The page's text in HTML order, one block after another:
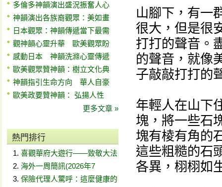
多倫多神韻演出盛況振奮人心
神韻演出各族裔觀眾：美如畫
日本觀眾：神韻傳遞當下最需
觀神韻心靈升華 歐美觀眾盼
感動日本 神韻洗滌心靈傳遞
歐美觀眾贊神韻：樹立文化典
神韻指引生命方向 華人自豪
歐美政要贊神韻： 弘揚人性
更多文章 »
熱門排行
喜觀華府大遊行——致敬大法
海外一周簡訊(2026年7
保險代理人驚呼：這麼健康的
山腳下，有一
很大，但是很
打打的聲音。
的聲音，就像
子敲敲打打的
年輕人在山下
塊，將一些石
塊有棱有角的
這些粗糙的石
各異，栩栩如